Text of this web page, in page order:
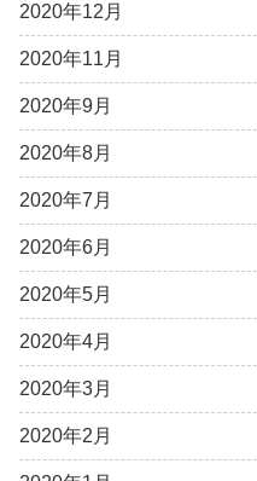
2020年12月
2020年11月
2020年9月
2020年8月
2020年7月
2020年6月
2020年5月
2020年4月
2020年3月
2020年2月